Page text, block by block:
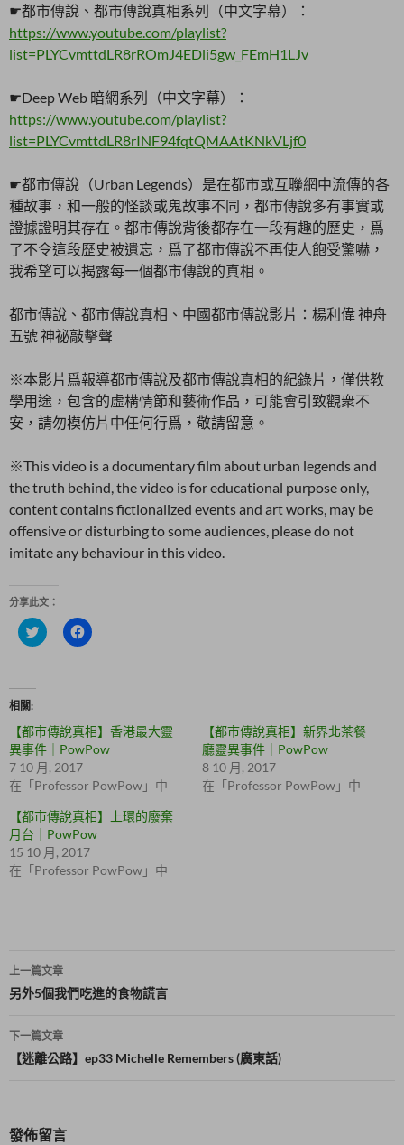
☛都市傳說、都市傳說真相系列（中文字幕）：
https://www.youtube.com/playlist?
list=PLYCvmttdLR8rROmJ4EDli5gw_FEmH1LJv
☛Deep Web 暗網系列（中文字幕）：
https://www.youtube.com/playlist?
list=PLYCvmttdLR8rINF94fqtQMAAtKNkVLjf0
☛都市傳說（Urban Legends）是在都市或互聯網中流傳的各
種故事，和一般的怪談或鬼故事不同，都市傳說多有事實或
證據證明其存在。都市傳說背後都存在一段有趣的歷史，爲
了不令這段歷史被遺忘，爲了都市傳說不再使人飽受驚嚇，
我希望可以揭露每一個都市傳說的真相。
都市傳說、都市傳說真相、中國都市傳說影片：楊利偉 神舟
五號 神祕敲擊聲
※本影片爲報導都市傳說及都市傳說真相的紀錄片，僅供教
學用途，包含的虛構情節和藝術作品，可能會引致觀衆不
安，請勿模仿片中任何行爲，敬請留意。
※This video isa documentary film about urban legends and
the truth behind, the video is for educational purpose only,
content contains fictionalized events and art works, may be
offensive or disturbing to some audiences, please do not
imitate any behaviour in this video.
分享此文：
分
享
e
r
(
在
新
視
窗
開
啟
)
按
一
a
c
e
b
o
k
在
新
視
窗
中
開
相關
【都市傳說真相】香港最大靈
異事件｜PowPow
7 10 月, 2017
在「Professor PowPow」中
【都市傳說真相】新界北茶餐
廳靈異事件｜PowPow
8 10 月, 2017
在「Professor PowPow」中
【都市傳說真相】上環的廢棄
月台｜PowPow
15 10 月, 2017
在「Professor PowPow」中
文
章
導
覽
上一篇文章
另外5個我們吃進的食物謊言
下一篇文章
【迷離公路】ep33 Michelle Remembers (廣東話)
發佈留言